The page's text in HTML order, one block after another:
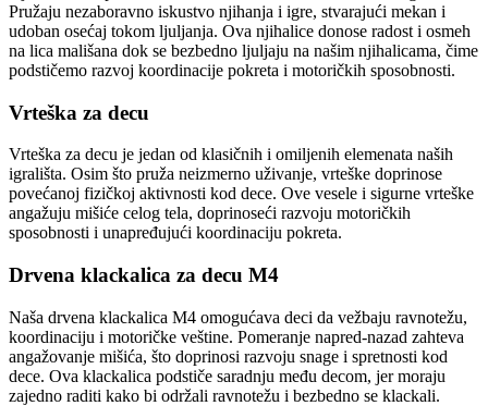
Pružaju nezaboravno iskustvo njihanja i igre, stvarajući mekan i
udoban osećaj tokom ljuljanja. Ova njihalice donose radost i osmeh
na lica mališana dok se bezbedno ljuljaju na našim njihalicama, čime
podstičemo razvoj koordinacije pokreta i motoričkih sposobnosti.
Vrteška za decu
Vrteška za decu je jedan od klasičnih i omiljenih elemenata naših
igrališta. Osim što pruža neizmerno uživanje, vrteške doprinose
povećanoj fizičkoj aktivnosti kod dece. Ove vesele i sigurne vrteške
angažuju mišiće celog tela, doprinoseći razvoju motoričkih
sposobnosti i unapređujući koordinaciju pokreta.
Drvena klackalica za decu M4
Naša drvena klackalica M4 omogućava deci da vežbaju ravnotežu,
koordinaciju i motoričke veštine. Pomeranje napred-nazad zahteva
angažovanje mišića, što doprinosi razvoju snage i spretnosti kod
dece. Ova klackalica podstiče saradnju među decom, jer moraju
zajedno raditi kako bi održali ravnotežu i bezbedno se klackali.